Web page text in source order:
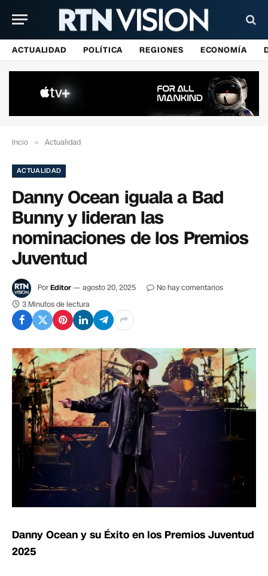
ACTUALIDAD POLÍTICA REGIONES ECONOMÍA
Incio » Actualidad
ACTUALIDAD
Danny Ocean iguala a Bad
Bunny y lideran las
nominaciones de los Premios
Juventud
PorEditor agosto 20, 2025
No hay comentarios
3 Minutos de lectura
Danny Ocean y su Éxito en los Premios Juventud
2025